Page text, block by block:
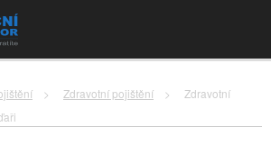
> Zdravotní pojištění >
Zdravotní